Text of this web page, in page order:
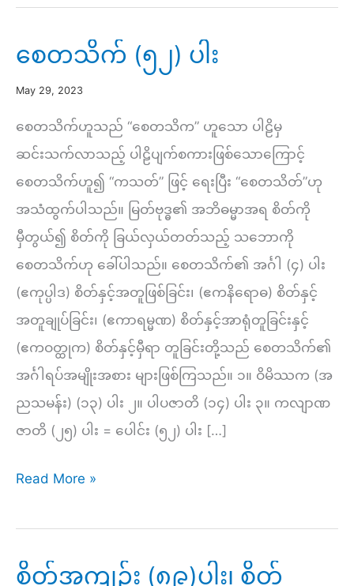
စေတသိက် (၅၂) ပါး
May 29, 2023
စေတသိက်ဟူသည် “စေတသိက” ဟူသော ပါဠိမှ
ဆင်းသက်လာသည့် ပါဠိပျက်စကားဖြစ်သောကြောင့်
စေတသိက်ဟူ၍ “ကသတ်” ဖြင့် ရေးပြီး “စေတသိတ်”ဟု
အသံထွက်ပါသည်။ မြတ်ဗုဒ္ဓ၏ အဘိဓမ္မာအရ စိတ်ကို
မှီတွယ်၍ စိတ်ကို ခြယ်လှယ်တတ်သည့် သဘောကို
စေတသိက်ဟု ခေါ်ပါသည်။ စေတသိက်၏ အင်္ဂါ (၄) ပါး
(ဧကုပ္ပါဒ) စိတ်နှင့်အတူဖြစ်ခြင်း၊ (ဧကနိရောဓ) စိတ်နှင့်
အတူချုပ်ခြင်း၊ (ဧကာရမ္မဏ) စိတ်နှင့်အာရုံတူခြင်းနှင့်
(ဧကဝတ္ထုက) စိတ်နှင့်မှီရာ တူခြင်းတို့သည် စေတသိက်၏
အင်္ဂါရပ်အမျိုးအစား များဖြစ်ကြသည်။ ၁။ ဝိမိဿက (အ
ညသမန်း) (၁၃) ပါး ၂။ ပါပဇာတိ (၁၄) ပါး ၃။ ကလျာဏ
ဇာတိ (၂၅) ပါး = ပေါင်း (၅၂) ပါး […]
စေတသိက်
ပါး
Read More »
စိတ်အကျဉ်း (၈၉)ပါး၊ စိတ်